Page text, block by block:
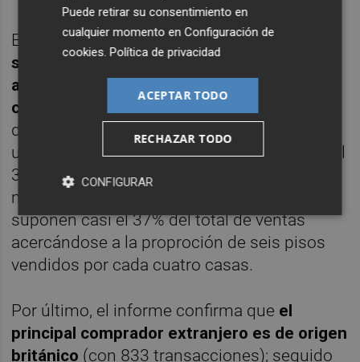
En cuanto al tipo concreto de inmueble
siguen comprando más pisos que casas,
aunque el segundo segmento no deja de
crecer.
de las transacciones de viviendas
unifamiliares y pasó de ser el 30% del total al
34%; una tendencia al alza que se ha
mantenido en el inicio de 2015, en que ya
suponen casi el 37% del total de ventas
acercándose a la proproción de seis pisos
vendidos por cada cuatro casas.
Por último, el informe confirma que el
principal comprador extranjero es de origen
británico (con 833 transacciones); seguido
Puede retirar su consentimiento en
cualquier momento enConfiguración de
cookies.Política de privacidad
ACEPTAR TODO
RECHAZAR TODO
CONFIGURAR